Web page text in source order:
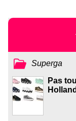
Superga
Pas